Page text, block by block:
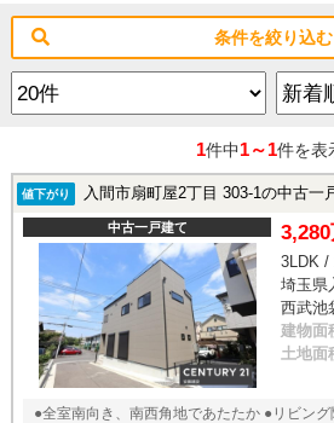
条件を絞り込む
1件中1～1件を表
値下がり 入間市扇町屋2丁目 303-1の中古一
中古一戸建て 3,280
3LDK /
埼玉県
西武池
建物面
土地面
●全室南向き、南西角地であたたか ●リビン